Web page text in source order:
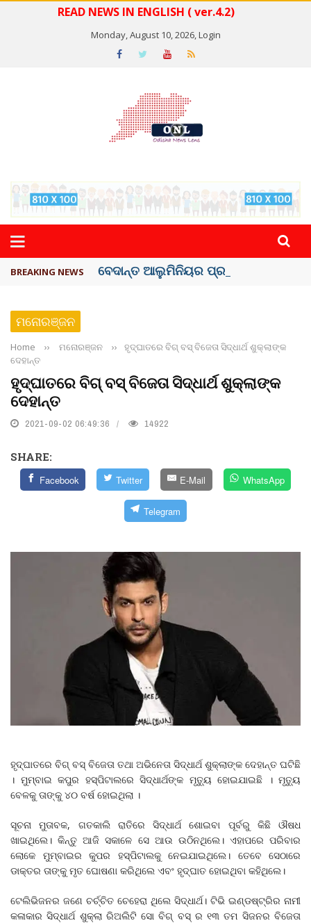
READ NEWS IN ENGLISH ( ver.4.2)
Monday, August 10, 2026,Login
BREAKING NEWS ବେଦାନ୍ତ ଆଲୁମିନିୟର ପ୍ରକଳ୍ପ ସଙ୍ଗମ ...
ମନୋରଞ୍ଜନ
Home ›› ମନୋରଞ୍ଜନ ››
ହୃଦ୍‌ଘାତରେ ବିଗ୍ ବସ୍ ବିଜେତା ସିଦ୍ଧାର୍ଥ ଶୁକ୍ଲାଙ୍କ
ଦେହାନ୍ତ
ହୃଦ୍‌ଘାତରେ ବିଗ୍ ବସ୍ ବିଜେତା ସିଦ୍ଧାର୍ଥ ଶୁକ୍ଲାଙ୍କ
ଦେହାନ୍ତ
2021-09-02 06:49:36 14922
SHARE:
Facebook Twitter E-Mail WhatsApp
Telegram
ହୃଦ୍‌ଘାତରେ ବିଗ୍ ବସ୍ ବିଜେତା ତଥା ଅଭିନେତା ସିଦ୍ଧାର୍ଥ ଶୁକ୍ଲାଙ୍କ ଦେହାନ୍ତ ଘଟିଛି
। ମୁମ୍ବାଇ କପୁର ହସ୍ପିଟାଲରେ ସିଦ୍ଧାର୍ଥଙ୍କ ମୃତ୍ୟୁ ହୋଇଯାଇଛି । ମୃତ୍ୟୁ
ବେଳକୁ ତାଙ୍କୁ ୪୦ ବର୍ଷ ହୋଇଥିଲା ।
ସୂଚନା ମୁତାବକ, ଗତକାଲି ରାତିରେ ସିଦ୍ଧାର୍ଥ ଶୋଇବା ପୂର୍ବରୁ କିଛି ଔଷଧ
ଖାଇଥିଲେ। କିନ୍ତୁ ଆଜି ସକାଳେ ସେ ଆଉ ଉଠିନଥିଲେ। ଏହାପରେ ପରିବାର
ଲୋକେ ମୁମ୍ବାଇର କୁପର ହସ୍ପିଟାଲକୁ ନେଇଯାଇଥିଲେ। ତେବେ ସେଠାରେ
ଡାକ୍ତର ତାଙ୍କୁ ମୃତ ଘୋଷଣା କରିଥିଲେ ଏବଂ ହୃଦ୍‌ଘାତ ହୋଇଥିବା କହିଥିଲେ।
ଟେଲିଭିଜନର ଜଣେ ଚର୍ଚ୍ଚିତ ଚେହେରା ଥିଲେ ସିଦ୍ଧାର୍ଥ। ଟିଭି ଇଣ୍ଡଷ୍ଟ୍ରିର ନାମୀ
କଳାକାର ସିଦ୍ଧାର୍ଥ ଶୁକ୍ଲା ରିଅଲିଟି ସୋ ବିଗ୍ ବସ୍ ର ୧୩ ତମ ସିଜନର ବିଜେତା